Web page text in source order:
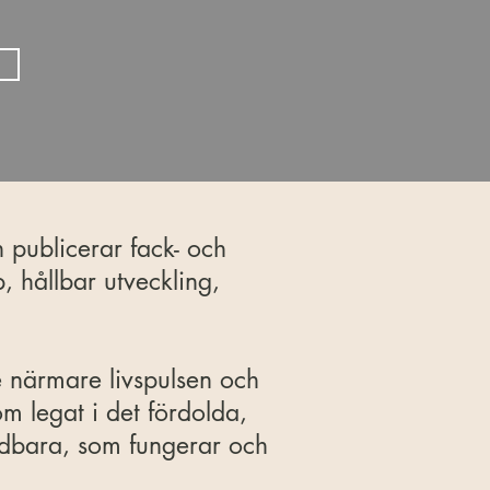
publicerar fack- och
hållbar utveckling,
livspulsen och
legat i det fördolda,
som fungerar och